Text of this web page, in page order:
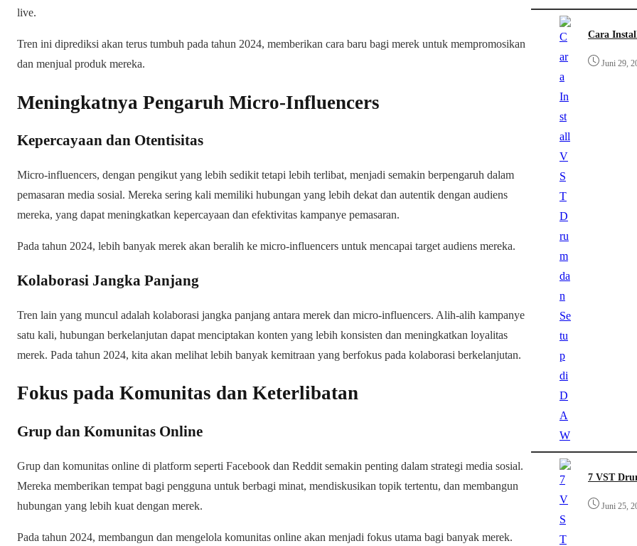
live.
Tren ini diprediksi akan terus tumbuh pada tahun 2024, memberikan cara baru bagi merek untuk mempromosikan
dan menjual produk mereka.
Meningkatnya Pengaruh Micro-Influencers
Kepercayaan dan Otentisitas
Micro-influencers, dengan pengikut yang lebih sedikit tetapi lebih terlibat, menjadi semakin berpengaruh dalam
pemasaran media sosial. Mereka sering kali memiliki hubungan yang lebih dekat dan autentik dengan audiens
mereka, yang dapat meningkatkan kepercayaan dan efektivitas kampanye pemasaran.
Pada tahun 2024, lebih banyak merek akan beralih ke micro-influencers untuk mencapai target audiens mereka.
Kolaborasi Jangka Panjang
Tren lain yang muncul adalah kolaborasi jangka panjang antara merek dan micro-influencers. Alih-alih kampanye
satu kali, hubungan berkelanjutan dapat menciptakan konten yang lebih konsisten dan meningkatkan loyalitas
merek. Pada tahun 2024, kita akan melihat lebih banyak kemitraan yang berfokus pada kolaborasi berkelanjutan.
Fokus pada Komunitas dan Keterlibatan
Grup dan Komunitas Online
Grup dan komunitas online di platform seperti Facebook dan Reddit semakin penting dalam strategi media sosial.
Mereka memberikan tempat bagi pengguna untuk berbagi minat, mendiskusikan topik tertentu, dan membangun
hubungan yang lebih kuat dengan merek.
Pada tahun 2024, membangun dan mengelola komunitas online akan menjadi fokus utama bagi banyak merek.
Cara
Juni 29,
7 VST
Juni 25,